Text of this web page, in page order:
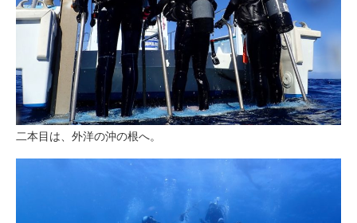
二本目は、外洋の沖の根へ。